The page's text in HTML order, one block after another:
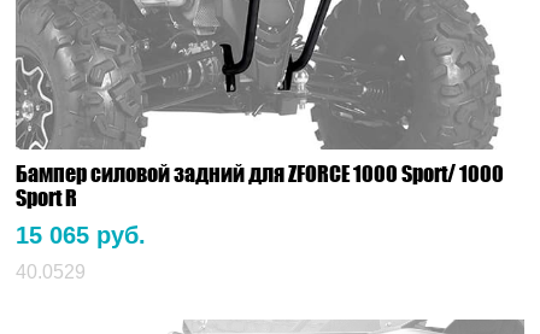
Бампер силовой задний для ZFORCE 1000 Sport/ 1000
Sport R
15 065 руб.
40.0529